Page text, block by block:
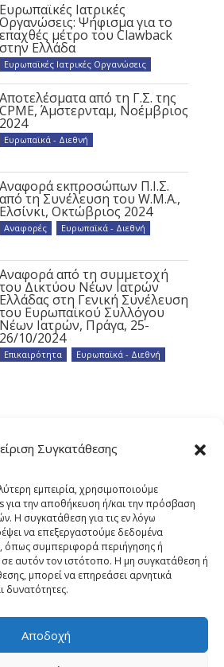
Συγκατάθεσης
εμπειρία, χρησιμοποιούμε
για την αποθήκευση ή/και την πρόσβαση
Η συγκατάθεση για τις εν λόγω
να επεξεργαστούμε δεδομένα
συμπεριφορά περιήγησης ή
σε αυτόν τον ιστότοπο. Η μη συγκατάθεση ή
μπορεί να επηρεάσει αρνητικά
δυνατότητες.
Αποδοχή
Ευρωπαϊκές Ιατρικές
Οργανώσεις: Ψήφισμα για το
επαχθές μέτρο του Clawback
στην Ελλάδα
Ευρωπαϊκές Ιατρικές Οργανώσεις
Αποτελέσματα από τη Γ.Σ. της
CPME, Άμστερνταμ, Νοέμβριος
2024
Ευρωπαϊκά - Διεθνή
Αναφορά εκπροσώπων Π.Ι.Σ.
από τη Συνέλευση του W.M.A.,
Ελσίνκι, Οκτώβριος 2024
Αναφορές Ευρωπαϊκά - Διεθνή
Αναφορά από τη συμμετοχή
του Δικτύου Νέων Ιατρών
Ελλάδας στη Γενική Συνέλευση
του Ευρωπαϊκού Συλλόγου
Νέων Ιατρών, Πράγα, 25-
26/10/2024
Επικαιρότητα Ευρωπαϊκά - Διεθνή
3, 10675 Αθήνα